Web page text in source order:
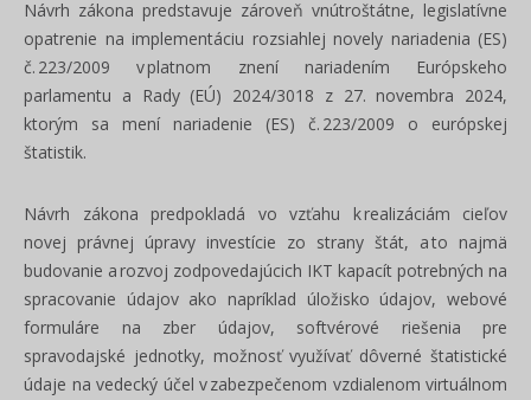
Návrh zákona predstavuje zároveň vnútroštátne, legislatívne
opatrenie na implementáciu rozsiahlej novely nariadenia (ES)
č. 223/2009 v platnom znení nariadením Európskeho
parlamentu a Rady (EÚ) 2024/3018 z 27. novembra 2024,
ktorým sa mení nariadenie (ES) č. 223/2009 o európskej
štatistik.
Návrh zákona predpokladá vo vzťahu k realizáciám cieľov
novej právnej úpravy investície zo strany štát, a to najmä
budovanie a rozvoj zodpovedajúcich IKT kapacít potrebných na
spracovanie údajov ako napríklad úložisko údajov, webové
formuláre na zber údajov, softvérové riešenia pre
spravodajské jednotky, možnosť využívať dôverné štatistické
údaje na vedecký účel v zabezpečenom vzdialenom virtuálnom